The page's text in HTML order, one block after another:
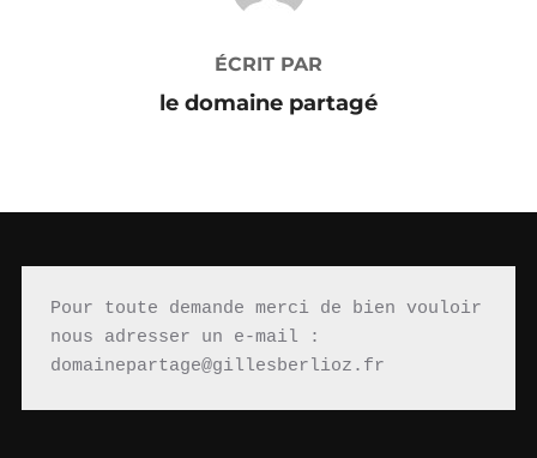
ÉCRIT PAR
le domaine partagé
Pour toute demande merci de bien vouloir
nous adresser un e-mail :
domainepartage@gillesberlioz.fr